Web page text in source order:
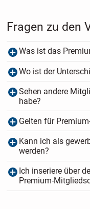
Fragen zu den
Was ist das
Wo ist der
Sehen andere
habe?
Gelten für
Kann ich als
werden?
Ich inseriere über
Premium-